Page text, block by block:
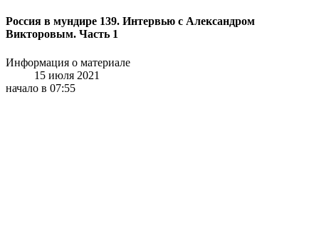
Россия в мундире 139. Интервью с Александром
Викторовым. Часть 1
Информация о материале
15 июля 2021
начало в 07:55